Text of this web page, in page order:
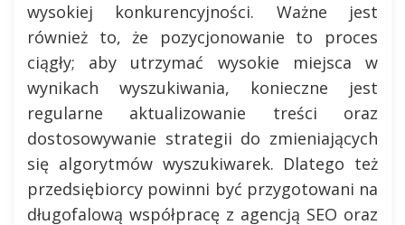
wysokiej konkurencyjności. Ważne jest
również to, że pozycjonowanie to proces
ciągły; aby utrzymać wysokie miejsca w
wynikach wyszukiwania, konieczne jest
regularne aktualizowanie treści oraz
dostosowywanie strategii do zmieniających
się algorytmów wyszukiwarek. Dlatego też
przedsiębiorcy powinni być przygotowani na
długofalową współpracę z agencją SEO oraz